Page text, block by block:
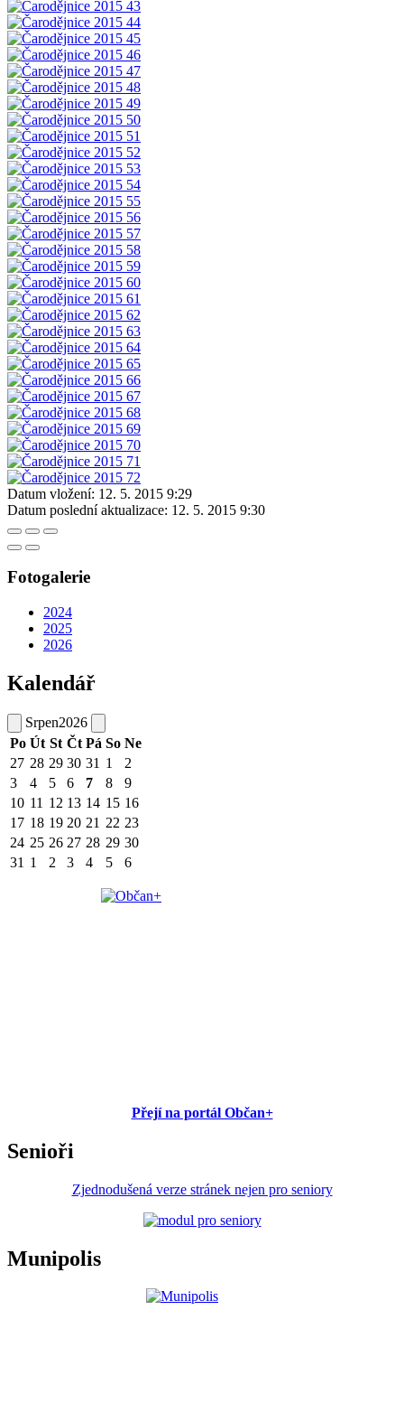
Datum vložení: 12. 5. 2015 9:29
Datum poslední aktualizace: 12. 5. 2015 9:30
Fotogalerie
2024
2025
2026
Kalendář
Srpen2026
Po Út St Čt Pá So Ne
27 28 29 30 31 1
2
3
4 5 6 7 8
9
10 11 12 13 14 15 16
17 18 19 20 21 22 23
24 25 26 27 28 29 30
31 1 2 3 4 5 6
Přejí na portál Občan+
Senioři
Zjednodušená verze stránek nejen pro seniory
Munipolis